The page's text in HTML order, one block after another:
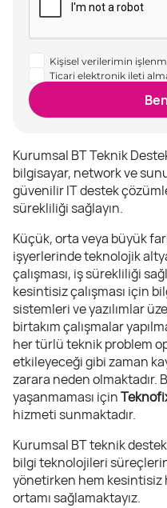
Kişisel verilerimin
Ticari elektronik ileti
Kurumsal BT Teknik
bilgisayar, network ve
güvenilir IT destek
sürekliliği sağlayın.
Küçük, orta veya büyük
işyerlerinde teknolojik
çalışması, iş sürekliliği
kesintisiz çalışması için
sistemleri ve yazılımlar
birtakım çalışmalar
her türlü teknik problem
etkileyeceği gibi zaman
zarara neden olmaktadır.
yaşanmaması için
hizmeti sunmaktadır.
Kurumsal BT teknik
bilgi teknolojileri
yönetirken hem kesintisiz
ortamı sağlamaktayız.